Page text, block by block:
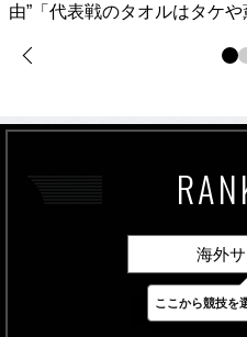
由”「代表戦のタオルはタケ
海外
最新 24
ここから競技を